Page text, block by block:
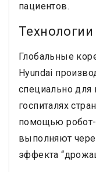
пациентов.
Технологии
Глобальные
Hyundai
специально для
госпиталях
помощью робот-
выполняют
эффекта